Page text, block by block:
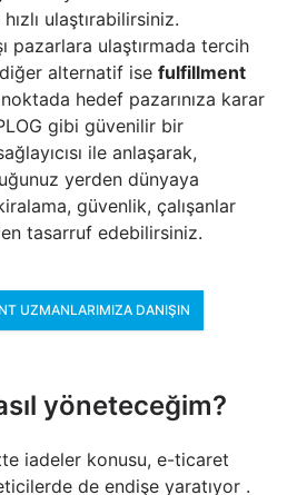
ulaştırabilirsiniz.
pazarlara ulaştırmada tercih
alternatif ise fulfillment
hedef pazarınıza karar
gibi güvenilir bir
ile anlaşarak,
yerden dünyaya
güvenlik, çalışanlar
tasarruf edebilirsiniz.
UZMANLARIMIZA DANIŞIN
yöneteceğim?
iadeler konusu, e-ticaret
de endişe yaratıyor .